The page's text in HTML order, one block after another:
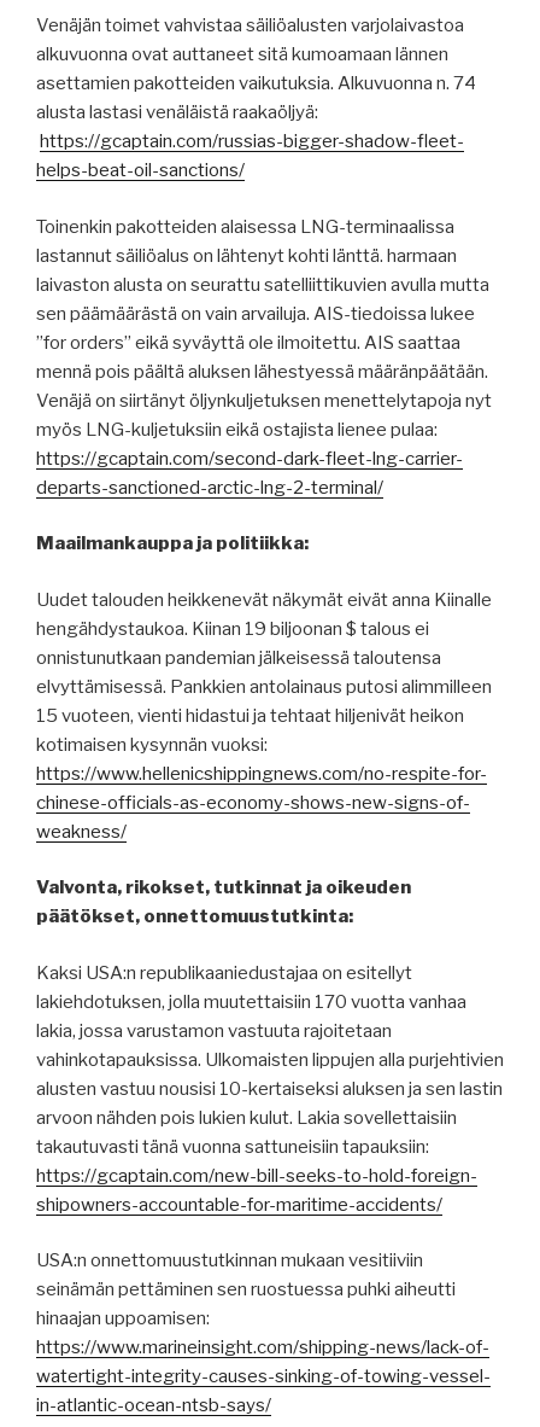
Venäjän toimet vahvistaa säiliöalusten varjolaivastoa
alkuvuonna ovat auttaneet sitä kumoamaan lännen
asettamien pakotteiden vaikutuksia. Alkuvuonna n. 74
alusta lastasi venäläistä raakaöljyä:
https://gcaptain.com/russias-bigger-shadow-fleet-
helps-beat-oil-sanctions/
Toinenkin pakotteiden alaisessa LNG-terminaalissa
lastannut säiliöalus on lähtenyt kohti länttä. harmaan
laivaston alusta on seurattu satelliittikuvien avulla mutta
sen päämäärästä on vain arvailuja. AIS-tiedoissa lukee
”for orders” eikä syväyttä ole ilmoitettu. AIS saattaa
mennä pois päältä aluksen lähestyessä määränpäätään.
Venäjä on siirtänyt öljynkuljetuksen menettelytapoja nyt
myös LNG-kuljetuksiin eikä ostajista lienee pulaa:
https://gcaptain.com/second-dark-fleet-lng-carrier-
departs-sanctioned-arctic-lng-2-terminal/
Maailmankauppa ja politiikka:
Uudet talouden heikkenevät näkymät eivät anna Kiinalle
hengähdystaukoa. Kiinan 19 biljoonan $ talous ei
onnistunutkaan pandemian jälkeisessä taloutensa
elvyttämisessä. Pankkien antolainaus putosi alimmilleen
15 vuoteen, vienti hidastui ja tehtaat hiljenivät heikon
kotimaisen kysynnän vuoksi:
https://www.hellenicshippingnews.com/no-respite-for-
chinese-officials-as-economy-shows-new-signs-of-
weakness/
Valvonta, rikokset, tutkinnat ja oikeuden
päätökset, onnettomuustutkinta:
Kaksi USA:n republikaaniedustajaa on esitellyt
lakiehdotuksen, jolla muutettaisiin 170 vuotta vanhaa
lakia, jossa varustamon vastuuta rajoitetaan
vahinkotapauksissa. Ulkomaisten lippujen alla purjehtivien
alusten vastuu nousisi 10-kertaiseksi aluksen ja sen lastin
arvoon nähden pois lukien kulut. Lakia sovellettaisiin
takautuvasti tänä vuonna sattuneisiin tapauksiin:
https://gcaptain.com/new-bill-seeks-to-hold-foreign-
shipowners-accountable-for-maritime-accidents/
USA:n onnettomuustutkinnan mukaan vesitiiviin
seinämän pettäminen sen ruostuessa puhki aiheutti
hinaajan uppoamisen:
https://www.marineinsight.com/shipping-news/lack-of-
watertight-integrity-causes-sinking-of-towing-vessel-
in-atlantic-ocean-ntsb-says/